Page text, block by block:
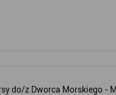
do/z Dworca Morskiego -